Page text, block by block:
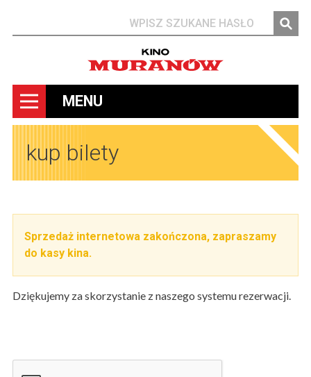
MENU
kup bilety
Sprzedaż internetowa zakończona, zapraszamy
do kasy kina.
Dziękujemy za skorzystanie z naszego systemu rezerwacji.